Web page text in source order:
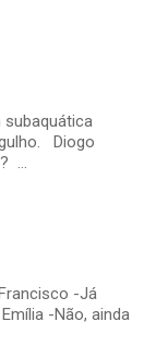
Diogo
…
-Já
-Não, ainda